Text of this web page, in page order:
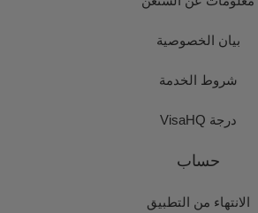
بيان الخصوصية
شروط الخدمة
درجة VisaHQ
حساب
الانتهاء من التطبيق